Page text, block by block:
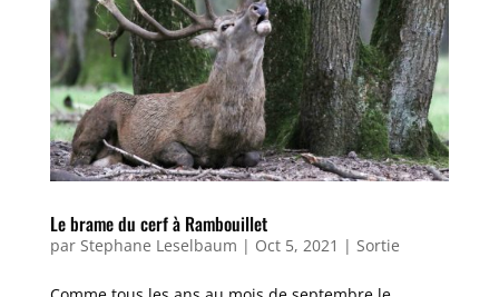
Le brame du cerf à Rambouillet
par Stephane Leselbaum | Oct 5, 2021 | Sortie